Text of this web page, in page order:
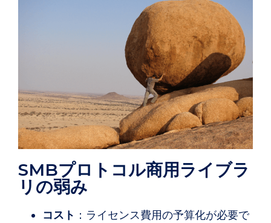
SMBプロトコル商用ライブラ
リの弱み
コスト ：ライセンス費用の予算化が必要で